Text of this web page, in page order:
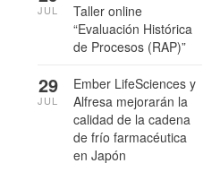
Taller online
“Evaluación Histórica
de Procesos (RAP)”
JUL
Ember LifeSciences y
Alfresa mejorarán la
calidad de la cadena
de frío farmacéutica
en Japón
29
JUL